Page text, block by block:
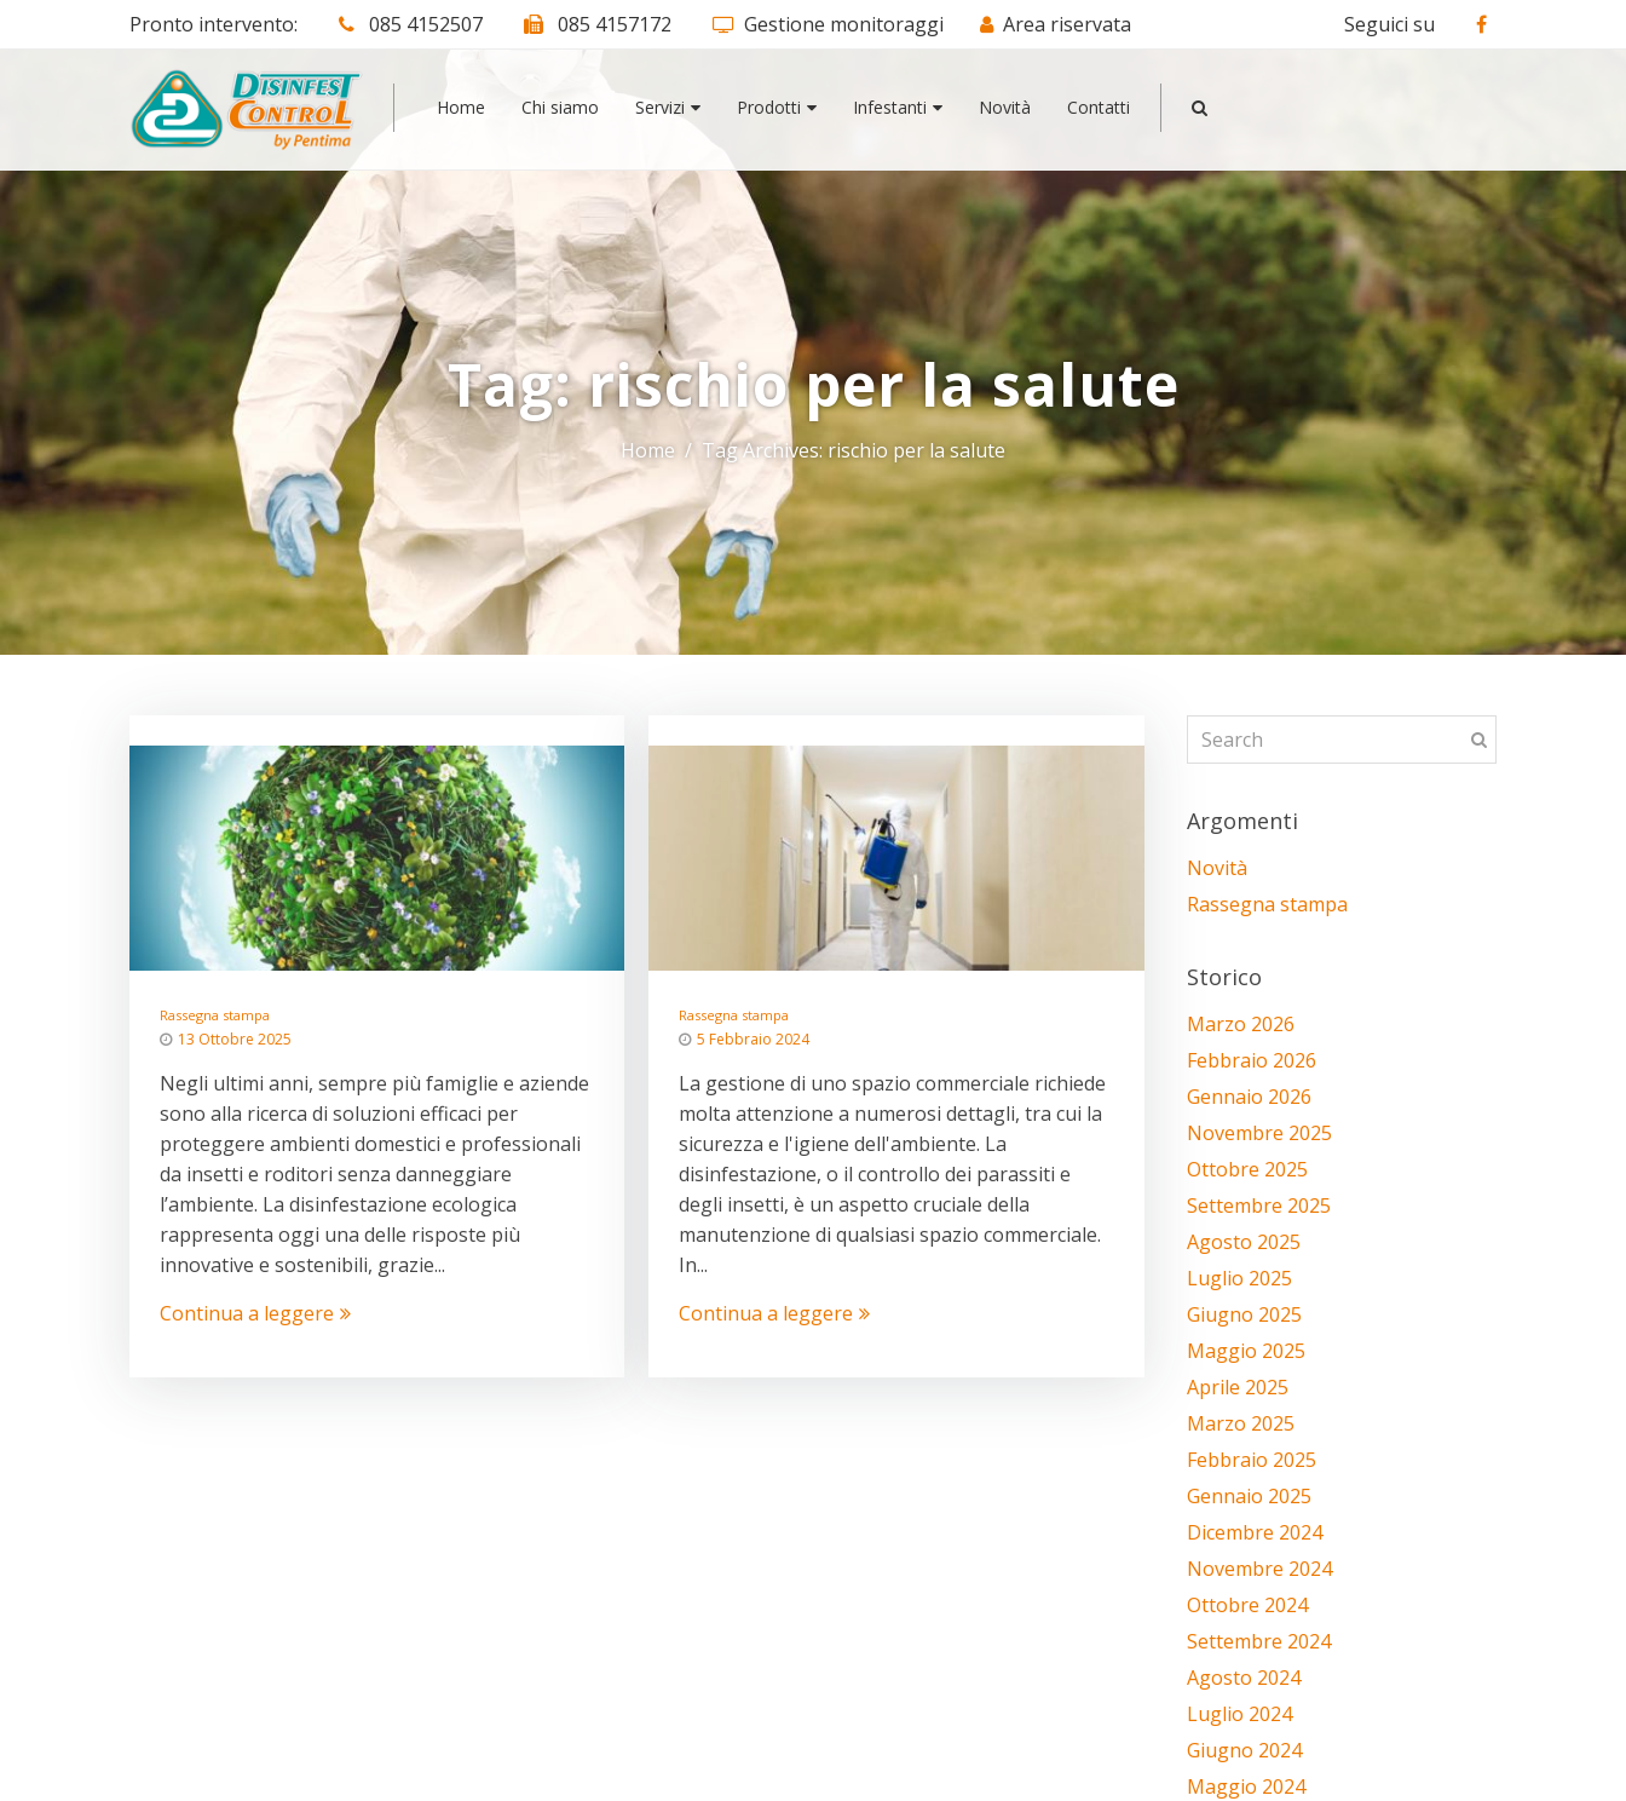
Pronto intervento: 085 4152507 085 4157172 Gestione monitoraggi Area riservata Seguici su
Home Chi siamo Servizi Prodotti Infestanti Novità Contatti
Tag:rischio per la salute
Home Tag Archives: rischio per la salute
Rassegna stampa
13 Ottobre 2025
Negli ultimi anni, sempre più famiglie e aziende
sono alla ricerca di soluzioni efficaci per
proteggere ambienti domestici e professionali
da insetti e roditori senza danneggiare
l’ambiente. La disinfestazione ecologica
rappresenta oggi una delle risposte più
innovative e sostenibili, grazie...
Continua a leggere
Rassegna stampa
5 Febbraio 2024
La gestione di uno spazio commerciale richiede
molta attenzione a numerosi dettagli, tra cui la
sicurezza e l'igiene dell'ambiente. La
disinfestazione, o il controllo dei parassiti e
degli insetti, è un aspetto cruciale della
manutenzione di qualsiasi spazio commerciale.
In...
Continua a leggere
Argomenti
Novità
Rassegna stampa
Storico
Marzo 2026
Febbraio 2026
Gennaio 2026
Novembre 2025
Ottobre 2025
Settembre 2025
Agosto 2025
Luglio 2025
Giugno 2025
Maggio 2025
Aprile 2025
Marzo 2025
Febbraio 2025
Gennaio 2025
Dicembre 2024
Novembre 2024
Ottobre 2024
Settembre 2024
Agosto 2024
Luglio 2024
Giugno 2024
Maggio 2024